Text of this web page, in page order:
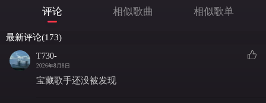
I know I know
评论 相似歌曲 相似歌单
最新评论(173)
T730-
2026年8月8日
宝藏歌手还没被发现